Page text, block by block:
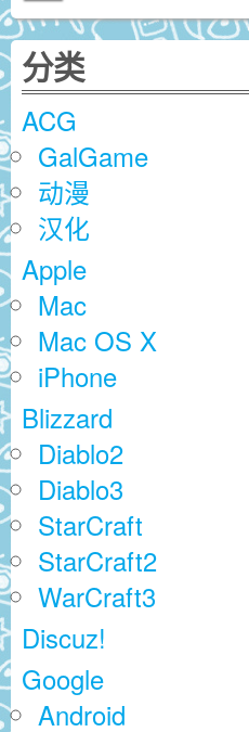
分类
ACG
GalGame
动漫
汉化
Apple
Mac
Mac OS X
iPhone
Blizzard
Diablo2
Diablo3
StarCraft
StarCraft2
WarCraft3
Discuz!
Google
Android